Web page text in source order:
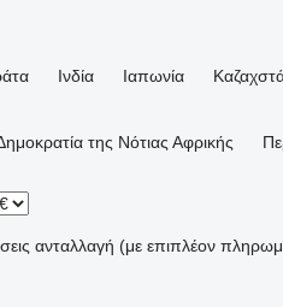
Ινδία Ιαπωνία
της Νότιας Αφρικής
ανταλλαγή (με επιπλέον